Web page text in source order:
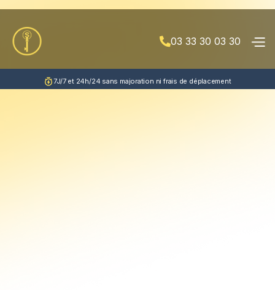
03 33 30 03 30
7J/7 et 24h/24 sans majoration ni frais de déplacement